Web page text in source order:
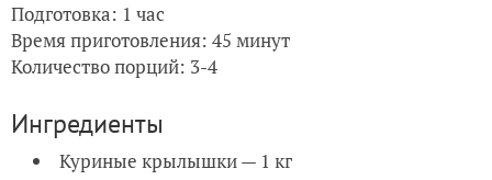
Подготовка: 1 час
Время приготовления: 45 минут
Количество порций: 3-4
Ингредиенты
Куриные крылышки — 1 кг